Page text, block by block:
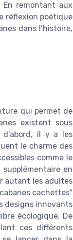
remontant aux
réflexion poétique
dans l’histoire,
qui permet de
existent sous
d'abord, il y a les
le charme des
comme le
en
autant les adultes
cachettes"
designs innovants
écologique. De
ces différents